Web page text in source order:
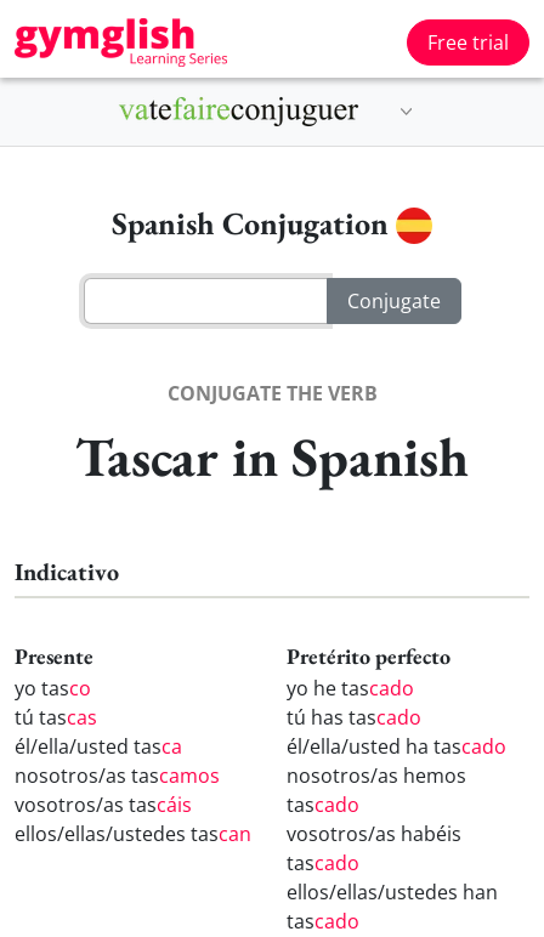
Free trial
Spanish Conjugation
CONJUGATE THE VERB
Tascar in Spanish
Indicativo
Presente
yo tasco
tú tascas
él/ella/usted tasca
nosotros/as tascamos
vosotros/as tascáis
ellos/ellas/ustedes tascan
Pretérito perfecto
yo he tascado
tú has tascado
él/ella/usted ha tascado
nosotros/as hemos
tascado
vosotros/as habéis
tascado
ellos/ellas/ustedes han
tascado